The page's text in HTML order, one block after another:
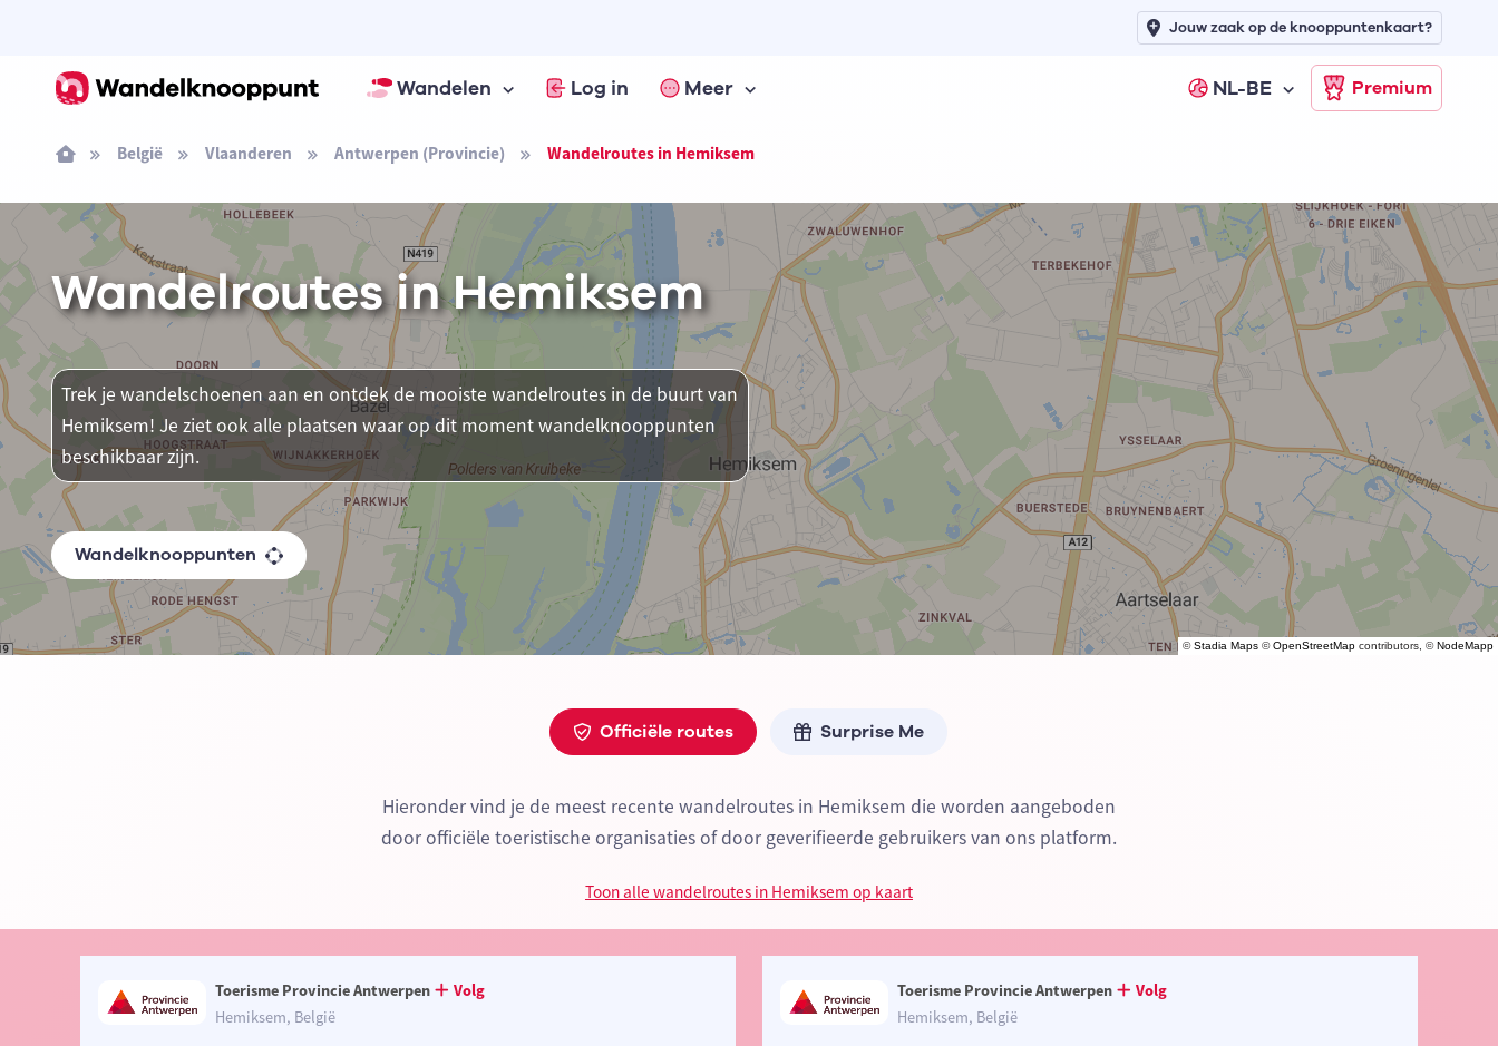
Wandelen Log in Meer NL-BE Premium
Jouw zaak op de knooppuntenkaart?
België Vlaanderen Antwerpen (Provincie) Wandelroutes in Hemiksem
©Stadia Maps ©OpenStreetMap contributors, ©NodeMapp
Wandelroutes in Hemiksem
Trek je wandelschoenen aan en ontdek de mooiste wandelroutes in de buurt van
Hemiksem! Je ziet ook alle plaatsen waar op dit moment wandelknooppunten
beschikbaar zijn.
Wandelknooppunten
Officiële routes Surprise Me
Hieronder vind je de meest recente wandelroutes in Hemiksem die worden aangeboden
door officiële toeristische organisaties of door geverifieerde gebruikers van ons platform.
Toon alle wandelroutes in Hemiksem op kaart
Toerisme Provincie Antwerpen
Volg
Hemiksem, België
Toerisme Provincie Antwerpen
Volg
Hemiksem, België